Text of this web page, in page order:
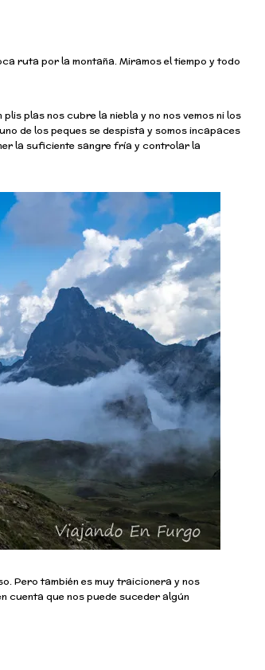
ruta por la montaña. Miramos el tiempo y todo
plas nos cubre la niebla y no nos vemos ni los
de los peques se despista y somos incapaces
la suficiente sangre fría y controlar la
Pero también es muy traicionera y nos
cuenta que nos puede suceder algún